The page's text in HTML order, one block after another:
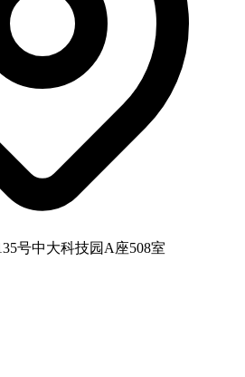
号中大科技园A座508室